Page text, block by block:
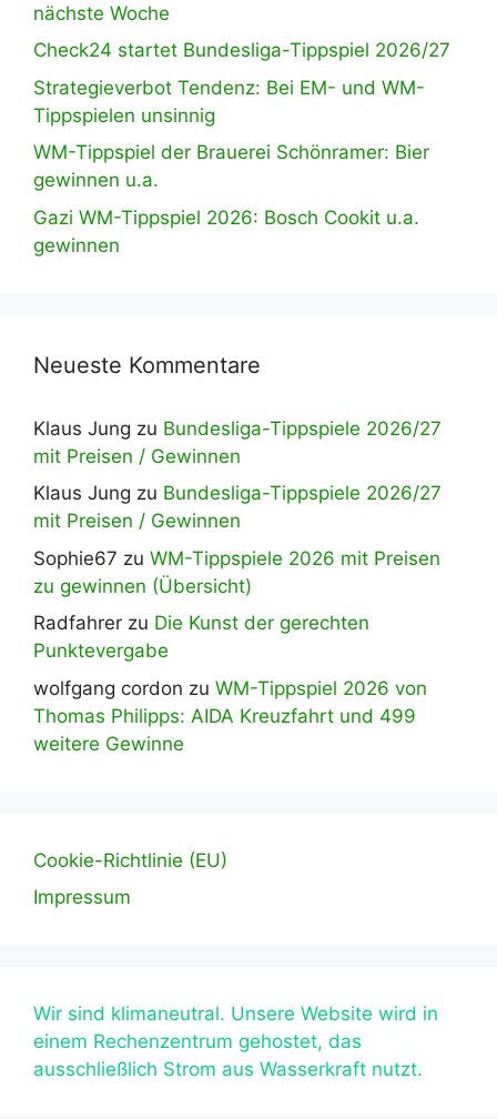
nächste Woche
Check24 startet Bundesliga-Tippspiel 2026/27
Strategieverbot Tendenz: Bei EM- und WM-
Tippspielen unsinnig
WM-Tippspiel der Brauerei Schönramer: Bier
gewinnen u.a.
Gazi WM-Tippspiel 2026: Bosch Cookit u.a.
gewinnen
Neueste Kommentare
Klaus Jung zu Bundesliga-Tippspiele 2026/27
mit Preisen / Gewinnen
Klaus Jung zu Bundesliga-Tippspiele 2026/27
mit Preisen / Gewinnen
Sophie67 zu WM-Tippspiele 2026 mit Preisen
zu gewinnen (Übersicht)
Radfahrer zu Die Kunst der gerechten
Punktevergabe
wolfgang cordon zu WM-Tippspiel 2026 von
Thomas Philipps: AIDA Kreuzfahrt und 499
weitere Gewinne
Cookie-Richtlinie (EU)
Impressum
Wir sind klimaneutral. Unsere Website wird in
einem Rechenzentrum gehostet, das
ausschließlich Strom aus Wasserkraft nutzt.